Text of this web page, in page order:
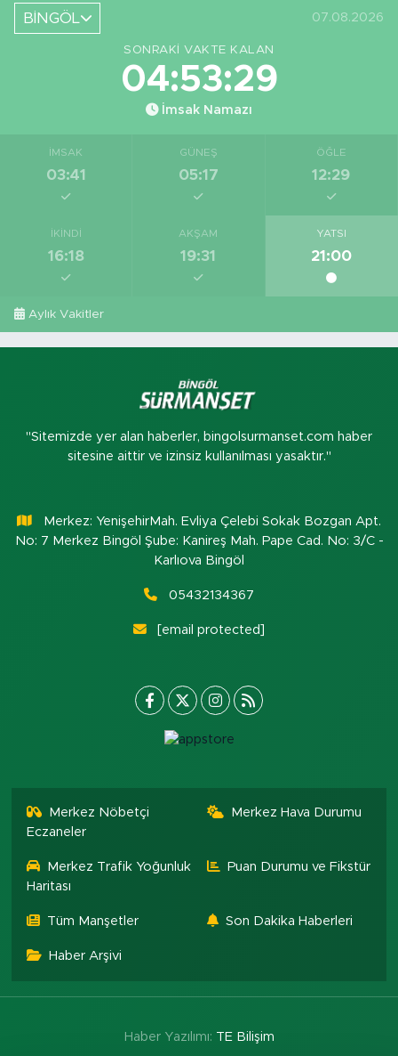
BİNGÖL 07.08.2026
SONRAKI VAKTE KALAN
04:53:28
İmsak Namazı
İMSAK
03:41
GÜNEŞ
05:17
ÖĞLE
12:29
İKINDI
16:18
AKŞAM
19:31
YATSI
21:00
Aylık Vakitler
"Sitemizde yer alan haberler, bingolsurmanset.com haber
sitesine aittir ve izinsiz kullanılması yasaktır."
Merkez: YenişehirMah. Evliya Çelebi Sokak Bozgan Apt.
No: 7 Merkez Bingöl Şube: Kanireş Mah. Pape Cad. No: 3/C -
Karlıova Bingöl
05432134367
[email protected]
Merkez Nöbetçi
Eczaneler
Merkez Hava Durumu
Merkez Trafik Yoğunluk
Haritası
Puan Durumu ve Fikstür
Tüm Manşetler Son Dakika Haberleri
Haber Arşivi
Haber Yazılımı: TE Bilişim